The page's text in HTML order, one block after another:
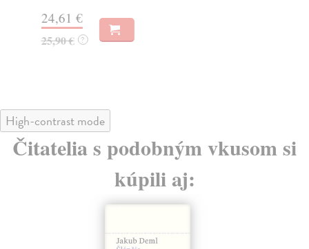
24,61 €
25,90 € ?
High-contrast mode
Čitatelia s podobným vkusom si
kúpili aj: